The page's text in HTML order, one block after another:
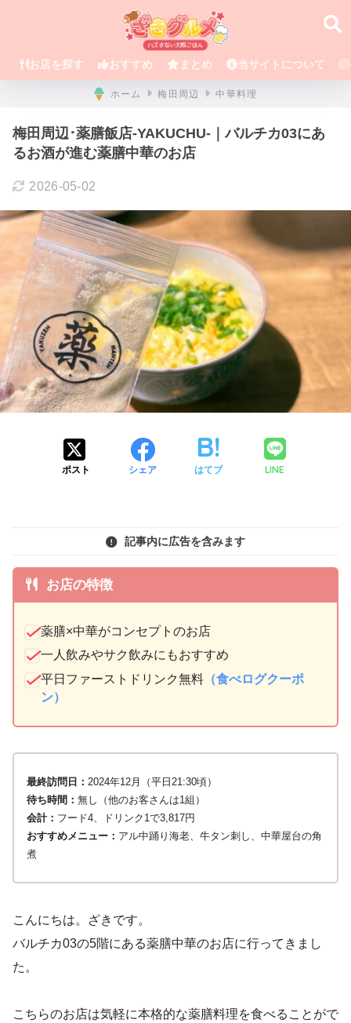
お店を探す おすすめ まとめ 当サイトについて
ホーム 梅田周辺 中華料理
梅田周辺･薬膳飯店-YAKUCHU-｜バルチカ03にあ
るお酒が進む薬膳中華のお店
2026-05-02
ポスト シェア はてブ LINE
記事内に広告を含みます
お店の特徴
薬膳×中華がコンセプトのお店
一人飲みやサク飲みにもおすすめ
平日ファーストドリンク無料 （食べログクーポ
ン）
最終訪問日： 2024年12月（平日21:30頃）
待ち時間： 無し（他のお客さんは1組）
会計： フード4、ドリンク1で3,817円
おすすめメニュー： アル中踊り海老、牛タン刺し、中華屋台の角
煮
こんにちは。ざきです。
バルチカ03の5階にある薬膳中華のお店に行ってきまし
た。
こちらのお店は気軽に本格的な薬膳料理を食べることがで